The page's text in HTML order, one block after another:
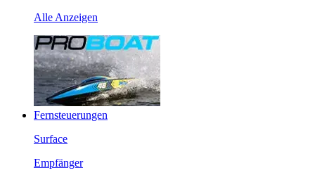
Alle Anzeigen
Fernsteuerungen
Surface
Empfänger